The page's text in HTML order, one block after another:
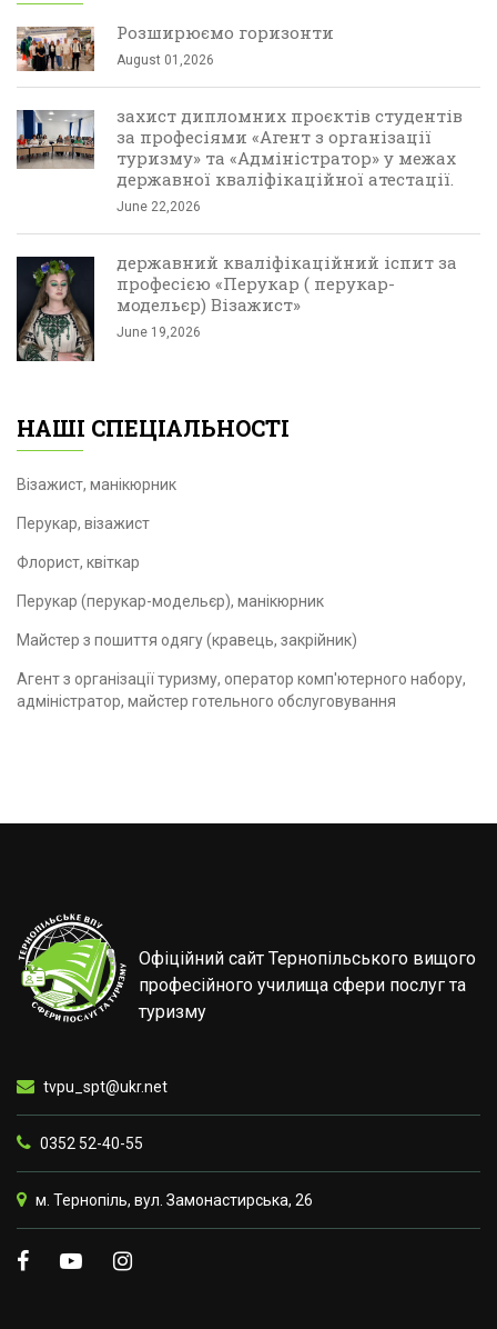
Розширюємо горизонти
August 01,2026
захист дипломних проєктів студентів
за професіями «Агент з організації
туризму» та «Адміністратор» у межах
державної кваліфікаційної атестації.
June 22,2026
державний кваліфікаційний іспит за
професією «Перукар ( перукар-
модельєр) Візажист»
June 19,2026
НАШІ СПЕЦІАЛЬНОСТІ
Візажист, манікюрник
Перукар, візажист
Флорист, квіткар
Перукар (перукар-модельєр), манікюрник
Майстер з пошиття одягу (кравець, закрійник)
Агент з організації туризму, оператор комп'ютерного набору,
адміністратор, майстер готельного обслуговування
Офіційний сайт Тернопільського вищого
професійного училища сфери послуг та
туризму
tvpu_spt@ukr.net
0352 52-40-55
м. Тернопіль, вул. Замонастирська, 26